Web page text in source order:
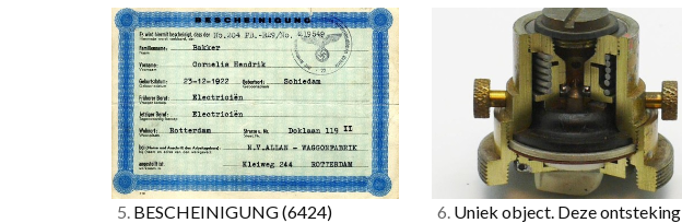
5. BESCHEINIGUNG(6424) 6.Uniek object. Deze ontsteking